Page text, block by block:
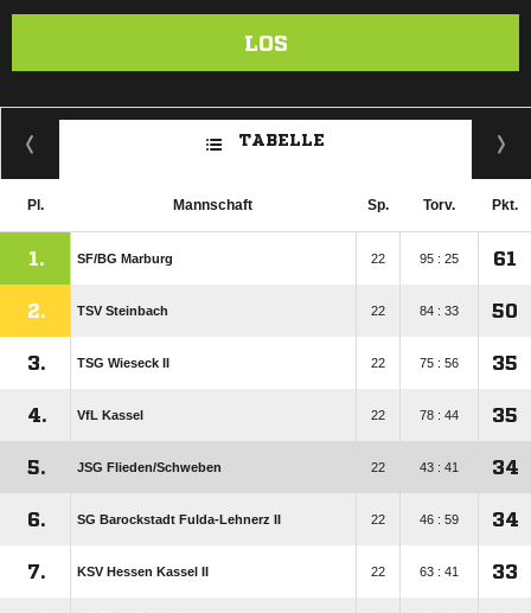
LOS
TABELLE
Pl. Mannschaft Sp. Torv. Pkt.
1. SF/​BG Marburg 22 95 : 25 61
2. TSV Steinbach 22 84 : 33 50
3. TSG Wieseck II 22 75 : 56 35
4. VfL Kassel 22 78 : 44 35
5. JSG Flieden/​Schweben 22 43 : 41 34
6. SG Barockstadt Fulda-Lehnerz II 22 46 : 59 34
7. KSV Hessen Kassel II 22 63 : 41 33